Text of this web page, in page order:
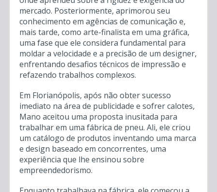
onde aprendeu sobre a rigidez e exigência do
mercado. Posteriormente, aprimorou seu
conhecimento em agências de comunicação e,
mais tarde, como arte-finalista em uma gráfica,
uma fase que ele considera fundamental para
moldar a velocidade e a precisão de um designer,
enfrentando desafios técnicos de impressão e
refazendo trabalhos complexos.
Em Florianópolis, após não obter sucesso
imediato na área de publicidade e sofrer calotes,
Mano aceitou uma proposta inusitada para
trabalhar em uma fábrica de pneu. Ali, ele criou
um catálogo de produtos inventando uma marca
e design baseado em concorrentes, uma
experiência que lhe ensinou sobre
empreendedorismo.